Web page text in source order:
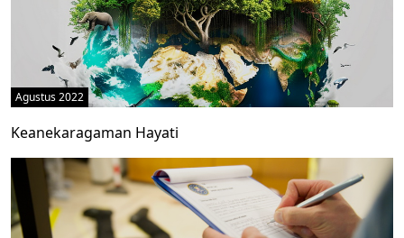
Agustus 2022
Keanekaragaman Hayati